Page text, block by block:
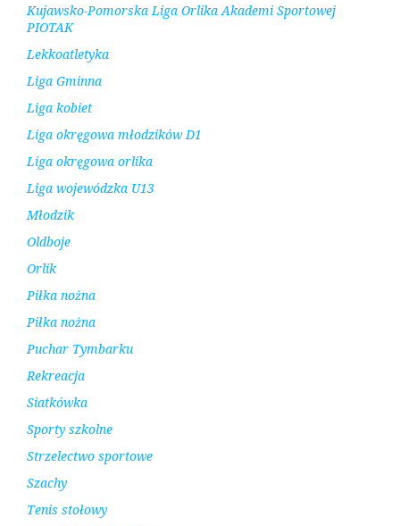
Kujawsko-Pomorska Liga Orlika Akademi Sportowej
PIOTAK
Lekkoatletyka
Liga Gminna
Liga kobiet
Liga okręgowa młodzików D1
Liga okręgowa orlika
Liga wojewódzka U13
Młodzik
Oldboje
Orlik
Piłka nożna
Piłka nożna
Puchar Tymbarku
Rekreacja
Siatkówka
Sporty szkolne
Strzelectwo sportowe
Szachy
Tenis stołowy